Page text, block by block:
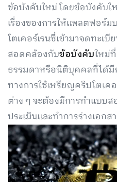
ข้อบังคับใหม่ โดยข้อบังคับใ
เรื่องของการให้แพลตฟอร์
โตเคอร์เรนซี่เข้ามาจดทะเ
สอดคล้องกับข้อบังคับใหม่
ธรรมดาหรือนิติบุคคลที่ได้
ทางการใช้เหรียญคริปโตเค
ต่าง ๆ จะต้องมีการทำแบบส
ประเมินและทำการร่างเอกส